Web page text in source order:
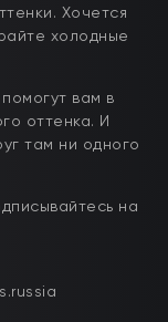
Хочется
холодные
вам в
оттенка. И
там ни одного
на